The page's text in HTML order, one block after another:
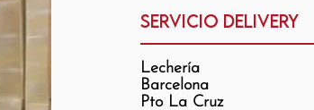
Servicio delivery
Lechería
Barcelona
Pto La Cruz